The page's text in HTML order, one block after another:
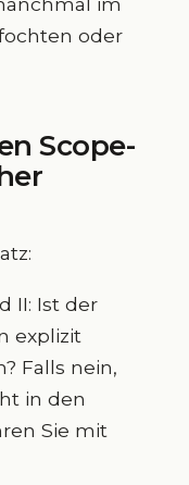
oder
Scope-
II: Ist der
explizit
Falls nein,
in den
Sie mit